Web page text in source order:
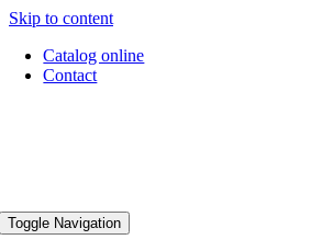
Skip to content
Catalog online
Contact
Toggle Navigation